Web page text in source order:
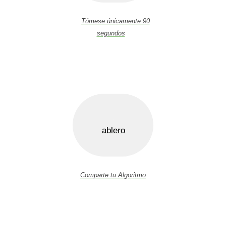
Tómese únicamente 90
segundos
ablero
Comparte tu Algoritmo